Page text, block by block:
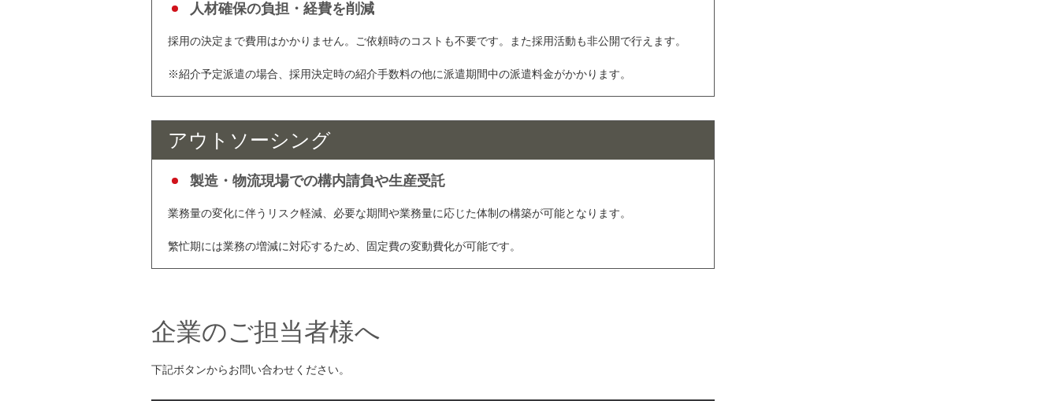
人材確保の負担・経費を削減
採用の決定まで費用はかかりません。ご依頼時のコストも不要です。また採用活動も非公開で行えます。
※紹介予定派遣の場合、採用決定時の紹介手数料の他に派遣期間中の派遣料金がかかります。
アウトソーシング
製造・物流現場での構内請負や生産受託
業務量の変化に伴うリスク軽減、必要な期間や業務量に応じた体制の構築が可能となります。
繁忙期には業務の増減に対応するため、固定費の変動費化が可能です。
企業のご担当者様へ
下記ボタンからお問い合わせください。